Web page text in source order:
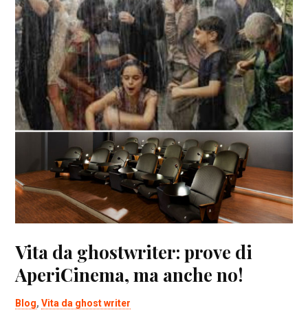
Vita da ghostwriter: prove di
AperiCinema, ma anche no!
Blog,Vita da ghost writer